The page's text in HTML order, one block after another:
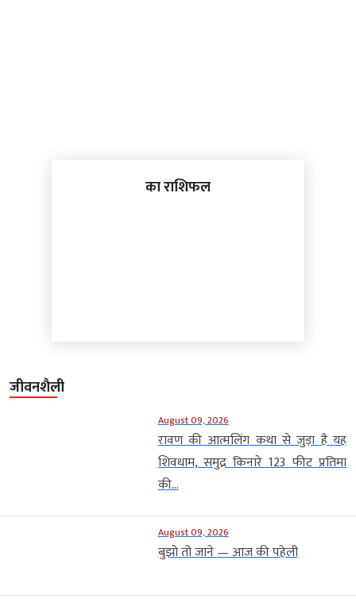
का राशिफल
जीवनशैली
August 09, 2026
रावण की आत्मलिंग कथा से जुड़ा है यह
शिवधाम, समुद्र किनारे 123 फीट प्रतिमा
की...
August 09, 2026
बुझो तो जाने — आज की पहेली